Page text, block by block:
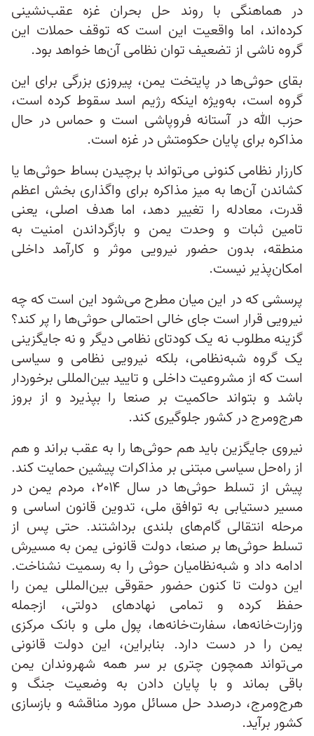
در هماهنگی با روند حل بحران غزه عقب‌نشینی
کرده‌اند، اما واقعیت این است که توقف حملات این
گروه ناشی از تضعیف توان نظامی آن‌ها خواهد بود.
بقای حوثی‌ها در پایتخت یمن، پیروزی بزرگی برای این
گروه است، به‌ویژه اینکه رژیم اسد سقوط کرده است،
حزب الله در آستانه فروپاشی است و حماس در حال
مذاکره برای پایان حکومتش در غزه است.
کارزار نظامی کنونی می‌تواند با برچیدن بساط حوثی‌ها یا
کشاندن‌ آن‌ها به میز مذاکره برای واگذاری بخش اعظم
قدرت، معادله را تغییر دهد، اما هدف اصلی، یعنی
تامین ثبات و وحدت یمن و بازگرداندن امنیت به
منطقه، بدون حضور نیرویی موثر و کارآمد داخلی
امکان‌پذیر نیست.
پرسشی که در این میان مطرح می‌شود این است که چه
نیرویی قرار است جای خالی احتمالی حوثی‌ها را پر کند؟
گزینه مطلوب نه یک کودتای نظامی دیگر و نه جایگزینی
یک گروه شبه‌نظامی، بلکه نیرویی نظامی و سیاسی
است که از مشروعیت داخلی و تایید بین‌المللی برخوردار
باشد و بتواند حاکمیت بر صنعا را بپذیرد و از بروز
هرج‌ومرج در کشور جلوگیری کند.
نیروی جایگزین باید هم حوثی‌ها را به عقب براند و هم
از راه‌حل سیاسی مبتنی بر مذاکرات پیشین حمایت کند.
پیش از تسلط حوثی‌ها در سال ۲۰۱۴، مردم یمن در
مسیر دستیابی به توافق ملی، تدوین قانون اساسی و
مرحله انتقالی گام‌های بلندی برداشتند. حتی پس از
تسلط حوثی‌ها بر صنعا، دولت قانونی یمن به مسیرش
ادامه داد و شبه‌نظامیان حوثی را به رسمیت نشناخت.
این دولت تا کنون حضور حقوقی بین‌المللی یمن را
حفظ کرده و تمامی نهادهای دولتی، ازجمله
وزارت‌خانه‌ها، سفارت‌خانه‌ها، پول ملی و بانک مرکزی
یمن را در دست دارد. بنابراین، این دولت قانونی
می‌تواند همچون چتری بر سر همه شهروندان یمن
باقی بماند و با پایان دادن به وضعیت جنگ و
هرج‌ومرج، درصدد حل مسائل مورد مناقشه و بازسازی
کشور برآید.